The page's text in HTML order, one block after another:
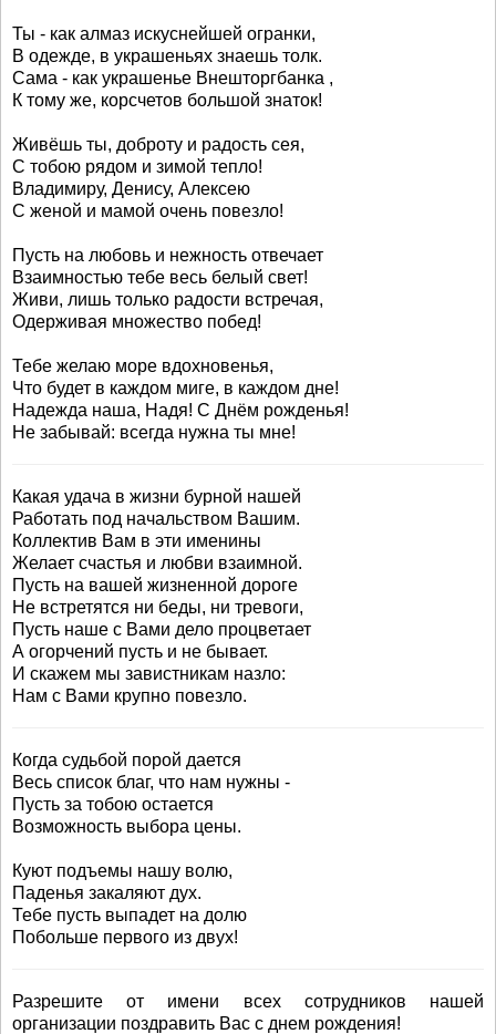
Ты - как алмаз искуснейшей огранки,
В одежде, в украшеньях знаешь толк.
Сама - как украшенье Внешторгбанка ,
К тому же, корсчетов большой знаток!
Живёшь ты, доброту и радость сея,
С тобою рядом и зимой тепло!
Владимиру, Денису, Алексею
С женой и мамой очень повезло!
Пусть на любовь и нежность отвечает
Взаимностью тебе весь белый свет!
Живи, лишь только радости встречая,
Одерживая множество побед!
Тебе желаю море вдохновенья,
Что будет в каждом миге, в каждом дне!
Надежда наша, Надя! С Днём рожденья!
Не забывай: всегда нужна ты мне!
Какая удача в жизни бурной нашей
Работать под начальством Вашим.
Коллектив Вам в эти именины
Желает счастья и любви взаимной.
Пусть на вашей жизненной дороге
Не встретятся ни беды, ни тревоги,
Пусть наше с Вами дело процветает
А огорчений пусть и не бывает.
И скажем мы завистникам назло:
Нам с Вами крупно повезло.
Когда судьбой порой дается
Весь список благ, что нам нужны -
Пусть за тобою остается
Возможность выбора цены.
Куют подъемы нашу волю,
Паденья закаляют дух.
Тебе пусть выпадет на долю
Побольше первого из двух!
Разрешите от имени всех сотрудников нашей
организации поздравить Вас с днем рождения!